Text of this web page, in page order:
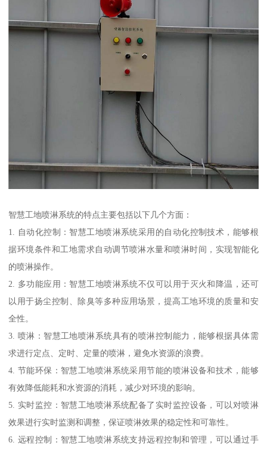
智慧工地喷淋系统的特点主要包括以下几个方面：
1. 自动化控制：智慧工地喷淋系统采用的自动化控制技术，能够根
据环境条件和工地需求自动调节喷淋水量和喷淋时间，实现智能化
的喷淋操作。
2. 多功能应用：智慧工地喷淋系统不仅可以用于灭火和降温，还可
以用于扬尘控制、除臭等多种应用场景，提高工地环境的质量和安
全性。
3. 喷淋：智慧工地喷淋系统具有的喷淋控制能力，能够根据具体需
求进行定点、定时、定量的喷淋，避免水资源的浪费。
4. 节能环保：智慧工地喷淋系统采用节能的喷淋设备和技术，能够
有效降低能耗和水资源的消耗，减少对环境的影响。
5. 实时监控：智慧工地喷淋系统配备了实时监控设备，可以对喷淋
效果进行实时监测和调整，保证喷淋效果的稳定性和可靠性。
6. 远程控制：智慧工地喷淋系统支持远程控制和管理，可以通过手